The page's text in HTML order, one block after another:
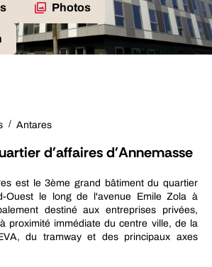
Photos
Antares
d'affaires d'Annemasse
est le 3ème grand bâtiment du quartier
Ouest le long de l'avenue Emile Zola à
destiné aux entreprises privées,
proximité immédiate du centre ville, de la
du tramway et des principaux axes